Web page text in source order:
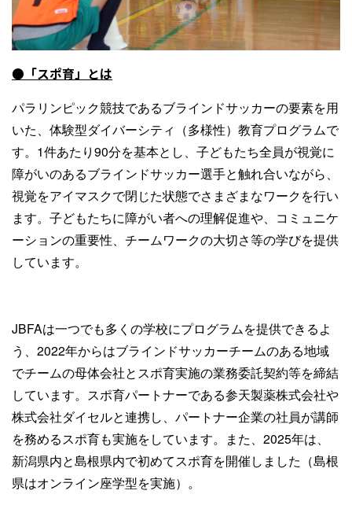
●「スポ育」とは
パラリンピック競技であるブラインドサッカーの要素を用
いた、体験型ダイバーシティ（多様性）教育プログラムで
す。1件あたり90分を基本とし、子どもたち全員が視覚に
障がいのあるブラインドサッカー選手と触れ合いながら、
視覚をアイマスクで閉じた状態でさまざまなワークを行い
ます。子どもたちに障がい者への理解促進や、コミュニケ
ーションの重要性、チームワークの大切さ等の学びを提供
しています。
JBFAは一つでも多くの学校にプログラムを提供できるよ
う、2022年からはブラインドサッカーチームのある地域
でチームの母体会社とスポ育実施の業務委託契約等を締結
しています。スポ育パートナーである参天製薬株式会社や
株式会社ダイセルと連携し、パートナー企業の社員が講師
を務めるスポ育も実施をしています。また、2025年は、
新潟県内と島根県内で初めてスポ育を開催しました（島根
県はオンライン座学型を実施）。